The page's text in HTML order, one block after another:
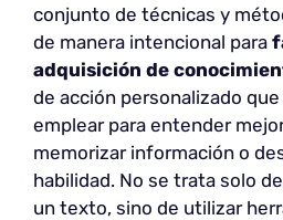
conjunto de técnicas y
de manera intencional para
adquisición de
de acción personalizado
emplear para entender
memorizar información o
habilidad. No se trata solo
un texto, sino de utilizar